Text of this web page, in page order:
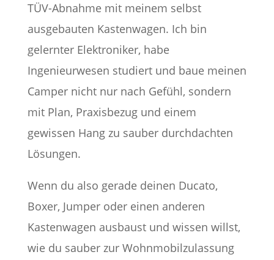
TÜV-Abnahme mit meinem selbst
ausgebauten Kastenwagen. Ich bin
gelernter Elektroniker, habe
Ingenieurwesen studiert und baue meinen
Camper nicht nur nach Gefühl, sondern
mit Plan, Praxisbezug und einem
gewissen Hang zu sauber durchdachten
Lösungen.
Wenn du also gerade deinen Ducato,
Boxer, Jumper oder einen anderen
Kastenwagen ausbaust und wissen willst,
wie du sauber zur Wohnmobilzulassung